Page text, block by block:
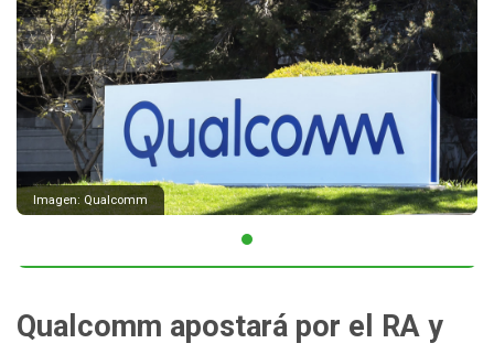
Imagen: Qualcomm
Qualcomm apostará por el RA y